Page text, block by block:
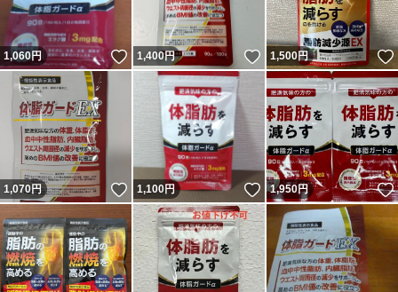
1,060円 いいね！
1,400円 いいね！
1,500円
1,070円 いいね！
1,100円 いいね！
1,950円